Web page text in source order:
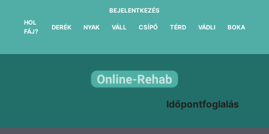
tartalomba
BEJELENTKEZÉS
HOL
FÁJ?
DERÉK NYAK VÁLL CSÍPŐ TÉRD VÁDLI BOKA
Időpontfoglalás